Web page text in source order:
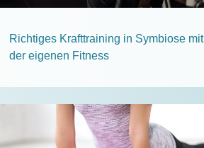
Richtiges Krafttraining in Symbiose mit
der eigenen Fitness